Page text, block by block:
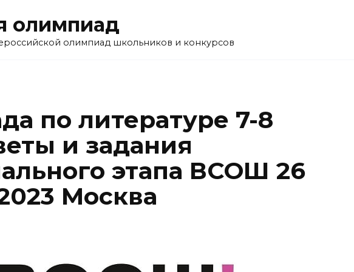
олимпиад
олимпиад школьников и конкурсов
по литературе 7-8
и задания
этапа ВСОШ 26
Москва